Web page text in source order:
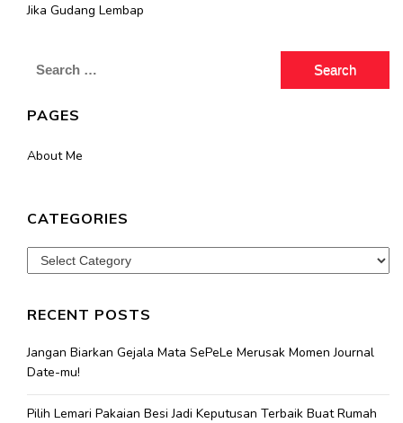
Jika Gudang Lembap
Search
PAGES
About Me
CATEGORIES
Categories
RECENT POSTS
Jangan Biarkan Gejala Mata SePeLe Merusak Momen Journal
Date-mu!
Pilih Lemari Pakaian Besi Jadi Keputusan Terbaik Buat Rumah